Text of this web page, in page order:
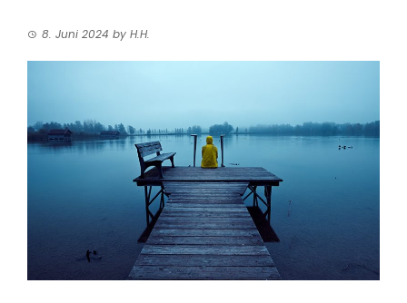
8. Juni 2024 by H.H.